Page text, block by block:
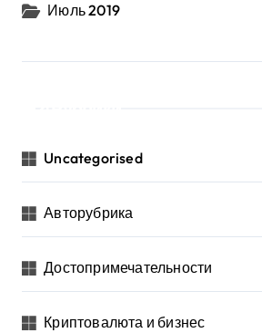
Июль 2019
Uncategorised
Авторубрика
Достопримечательности
Криптовалюта и бизнес